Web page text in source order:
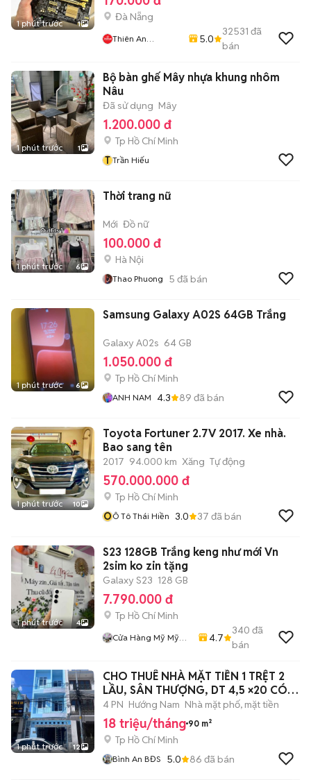
1 phút trước 1
Đà Nẵng
Thiên An
5.0
32531 đã
bán
1 phút trước 1
Bộ bàn ghế Mây nhựa khung nhôm
Nâu
Đã sử dụng Mây
1.200.000 đ
Tp Hồ Chí Minh
T Trần Hiếu
1 phút trước 6
Thời trang nữ
Mới Đồ nữ
100.000 đ
Hà Nội
Thao Phuong 5 đã bán
1 phút trước 6
Samsung Galaxy A02S 64GB Trắng
Galaxy A02s 64 GB
1.050.000 đ
Tp Hồ Chí Minh
ANH NAM 4.3 89 đã bán
1 phút trước 10
Toyota Fortuner 2.7V 2017. Xe nhà.
Bao sang tên
2017 94.000 km Xăng Tự động
570.000.000 đ
Tp Hồ Chí Minh
ÔÔ Tô Thái Hiền 3.0 37 đã bán
1 phút trước 4
S23 128GB Trắng keng như mới Vn
2sim ko zin tặng
Galaxy S23 128 GB
7.790.000 đ
Tp Hồ Chí Minh
Cửa Hàng Mỹ Mỹ
4.7
340 đã
bán
1 phút trước 12
CHO THUÊ NHÀ MẶT TIỀN 1 TRỆT 2
LẦU, SÂN THƯỢNG, DT 4,5 ×20 CÓ
4PN,3WC
4 PN Hướng Nam Nhà mặt phố, mặt tiền
18 triệu/tháng 90 m²
Tp Hồ Chí Minh
Bình An BĐS 5.0 86 đã bán